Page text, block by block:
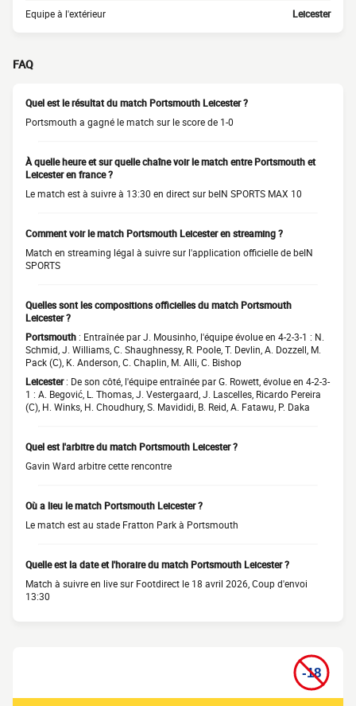
Equipe à l'extérieur Leicester
FAQ
Quel est le résultat du match Portsmouth Leicester ?
Portsmouth a gagné le match sur le score de 1-0
À quelle heure et sur quelle chaîne voir le match entre Portsmouth et
Leicester en france ?
Le match est à suivre à 13:30 en direct sur beIN SPORTS MAX 10
Comment voir le match Portsmouth Leicester en streaming ?
Match en streaming légal à suivre sur l'application officielle de beIN
SPORTS
Quelles sont les compositions officielles du match Portsmouth
Leicester ?
Portsmouth : Entraînée par J. Mousinho, l'équipe évolue en 4-2-3-1 : N.
Schmid, J. Williams, C. Shaughnessy, R. Poole, T. Devlin, A. Dozzell, M.
Pack (C), K. Anderson, C. Chaplin, M. Alli, C. Bishop
Leicester: De son côté, l'équipe entraînée par G. Rowett, évolue en 4-2-3-
1 : A. Begović, L. Thomas, J. Vestergaard, J. Lascelles, Ricardo Pereira
(C), H. Winks, H. Choudhury, S. Mavididi, B. Reid, A. Fatawu, P. Daka
Quel est l'arbitre du match Portsmouth Leicester ?
Gavin Ward arbitre cette rencontre
Où a lieu le match Portsmouth Leicester ?
Le match est au stade Fratton Park à Portsmouth
Quelle est la date et l'horaire du match Portsmouth Leicester ?
Match à suivre en live sur Footdirect le 18 avril 2026, Coup d'envoi
13:30